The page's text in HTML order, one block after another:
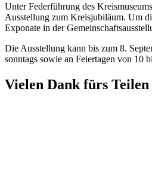
Unter Federführung des
Ausstellung zum Kreisjubiläum. Um
Exponate in der
Die Ausstellung kann bis zum 8.
sonntags sowie an Feiertagen von 10
Vielen Dank fürs Teilen